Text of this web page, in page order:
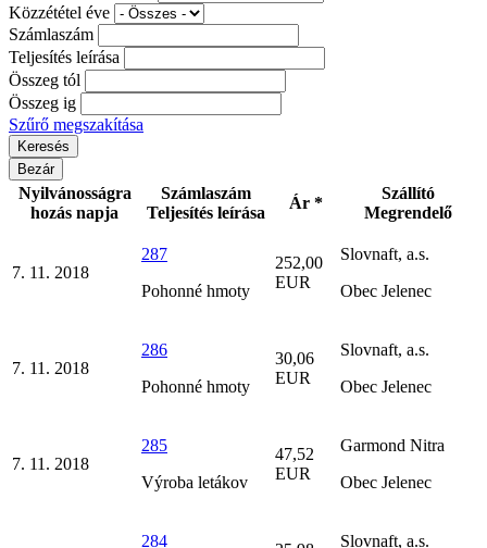
Közzététel éve
Számlaszám
Teljesítés leírása
Összeg tól
Összeg ig
Szűrő megszakítása
Bezár
Nyilvánosságra
hozás napja
Számlaszám
Teljesítés leírása
Ár *
Szállító
Megrendelő
7. 11. 2018
287
Pohonné hmoty
252,00
EUR
Slovnaft, a.s.
Obec Jelenec
7. 11. 2018
286
Pohonné hmoty
30,06
EUR
Slovnaft, a.s.
Obec Jelenec
7. 11. 2018
285
Výroba letákov
47,52
EUR
Garmond Nitra
Obec Jelenec
284
Slovnaft, a.s.